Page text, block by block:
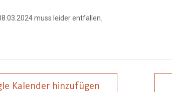
muss leider entfallen.
Kalender hinzufügen